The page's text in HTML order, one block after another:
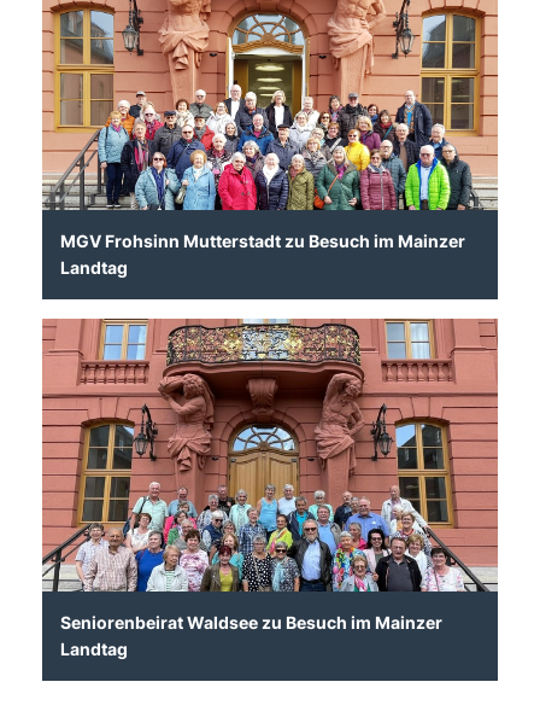
MGV Frohsinn Mutterstadt zu Besuch im Mainzer
Landtag
Seniorenbeirat Waldsee zu Besuch im Mainzer
Landtag